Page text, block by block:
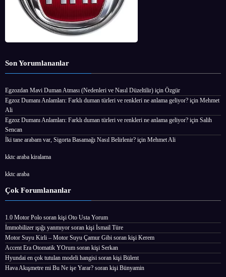
Son Yorumlananlar
Egzozdan Mavi Duman Atması (Nedenleri ve Nasıl Düzeltilir) için Özgür
Egzoz Dumanı Anlamları: Farklı duman türleri ve renkleri ne anlama geliyor? için Mehmet
Ali
Egzoz Dumanı Anlamları: Farklı duman türleri ve renkleri ne anlama geliyor? için Salih
Sencan
İki tane arabam var, Sigorta Basamağı Nasıl Belirlenir? için Mehmet Ali
kktc araba kiralama
kktc araba
Çok Forumlananlar
1.0 Motor Polo soran kişi Oto Usta Yorum
İmmobilizer ışığı yanmıyor soran kişi İsmail Türe
Motor Suyu Kirli – Motor Suyu Çamur Gibi soran kişi Kerem
Accent Era Otomatik YOrum soran kişi Serkan
Hyundai en çok tutulan modeli hangisi soran kişi Bülent
Hava Akışmetre mi Bu Ne işe Yarar? soran kişi Bünyamin